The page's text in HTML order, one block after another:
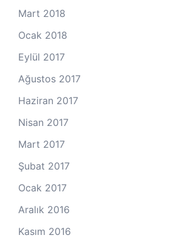
Mart 2018
Ocak 2018
Eylül 2017
Ağustos 2017
Haziran 2017
Nisan 2017
Mart 2017
Şubat 2017
Ocak 2017
Aralık 2016
Kasım 2016